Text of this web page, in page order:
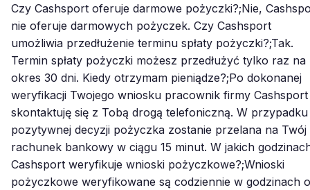
Czy Cashsport oferuje darmowe pożyczki?;Nie,
nie oferuje darmowych pożyczek. Czy Cashsport
umożliwia przedłużenie terminu spłaty pożyczki?;Tak.
Termin spłaty pożyczki możesz przedłużyć tylko raz na
okres 30 dni. Kiedy otrzymam pieniądze?;Po dokonanej
weryfikacji Twojego wniosku pracownik firmy Cashsport
skontaktuję się z Tobą drogą telefoniczną. W przypadku
pozytywnej decyzji pożyczka zostanie przelana na Twój
rachunek bankowy w ciągu 15 minut. W jakich
Cashsport weryfikuje wnioski pożyczkowe?;Wnioski
pożyczkowe weryfikowane są codziennie w godzinach